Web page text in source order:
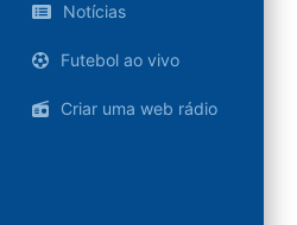
Notícias
Futebol ao vivo
Criar uma web rádio